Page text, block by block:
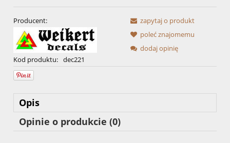
Producent:
Kod produktu: dec221
zapytaj o produkt
poleć znajomemu
dodaj opinię
Opis
Opinie o produkcie (0)